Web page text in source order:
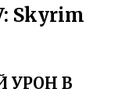
Skyrim
УРОН В